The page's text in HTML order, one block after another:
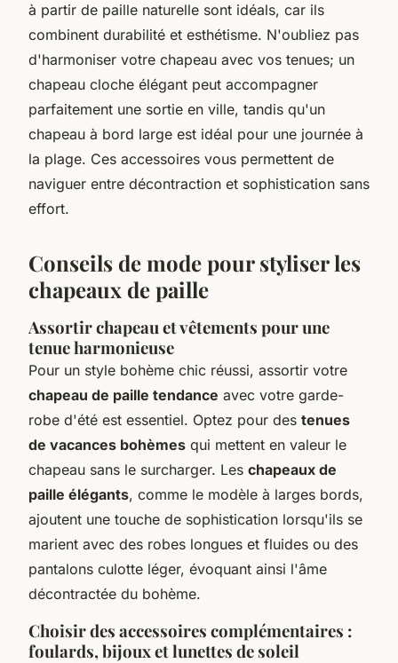
à partir de paille naturelle sont idéals, car ils
combinent durabilité et esthétisme. N'oubliez pas
d'harmoniser votre chapeau avec vos tenues; un
chapeau cloche élégant peut accompagner
parfaitement une sortie en ville, tandis qu'un
chapeau à bord large est idéal pour une journée à
la plage. Ces accessoires vous permettent de
naviguer entre décontraction et sophistication sans
effort.
Conseils de mode pour styliser les
chapeaux de paille
Assortir chapeau et vêtements pour une
tenue harmonieuse
Pour un style bohème chic réussi, assortir votre
chapeau de paille tendance avec votre garde-
robe d'été est essentiel. Optez pour des tenues
de vacances bohèmes qui mettent en valeur le
chapeau sans le surcharger. Les chapeaux de
paille élégants, comme le modèle à larges bords,
ajoutent une touche de sophistication lorsqu'ils se
marient avec des robes longues et fluides ou des
pantalons culotte léger, évoquant ainsi l'âme
décontractée du bohème.
Choisir des accessoires complémentaires :
foulards, bijoux et lunettes de soleil